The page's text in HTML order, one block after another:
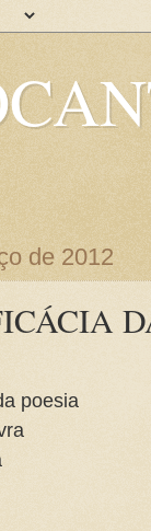
de 2012
poesia